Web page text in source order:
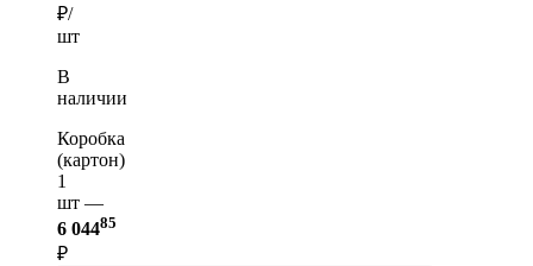
₽/
шт
В
наличии
Коробка
(картон)
1
шт —
6 04485
₽